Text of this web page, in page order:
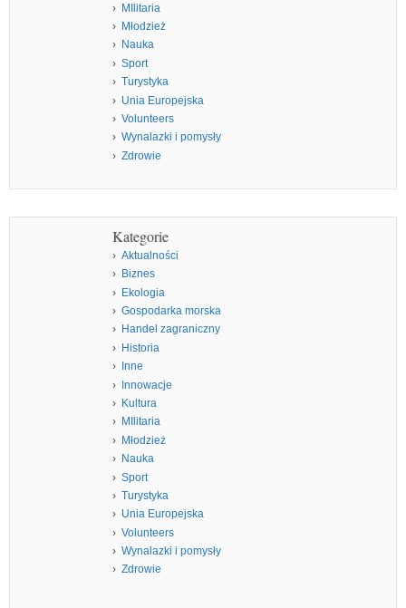
MIlitaria
Młodzież
Nauka
Sport
Turystyka
Unia Europejska
Volunteers
Wynalazki i pomysły
Zdrowie
Kategorie
Aktualności
Biznes
Ekologia
Gospodarka morska
Handel zagraniczny
Historia
Inne
Innowacje
Kultura
MIlitaria
Młodzież
Nauka
Sport
Turystyka
Unia Europejska
Volunteers
Wynalazki i pomysły
Zdrowie